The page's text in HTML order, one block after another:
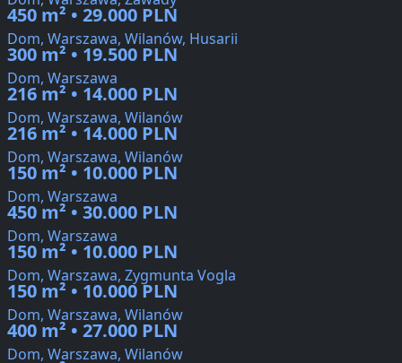
450 m² • 29.000 PLN
Dom, Warszawa, Wilanów, Husarii
300 m² • 19.500 PLN
Dom, Warszawa
216 m² • 14.000 PLN
Dom, Warszawa, Wilanów
216 m² • 14.000 PLN
Dom, Warszawa, Wilanów
150 m² • 10.000 PLN
Dom, Warszawa
450 m² • 30.000 PLN
Dom, Warszawa
150 m² • 10.000 PLN
Dom, Warszawa, Zygmunta Vogla
150 m² • 10.000 PLN
Dom, Warszawa, Wilanów
400 m² • 27.000 PLN
Dom, Warszawa, Wilanów